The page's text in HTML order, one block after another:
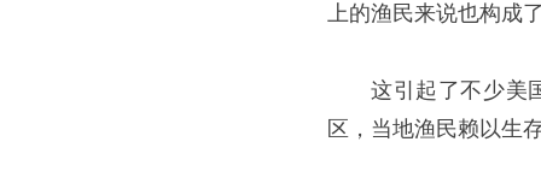
上的渔民来说也构成
这引起了不少美
区，当地渔民赖以生